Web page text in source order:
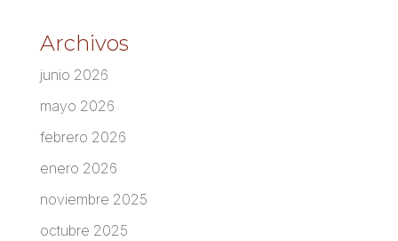
Archivos
junio 2026
mayo 2026
febrero 2026
enero 2026
noviembre 2025
octubre 2025